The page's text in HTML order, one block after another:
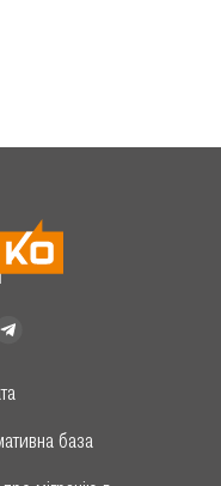
база